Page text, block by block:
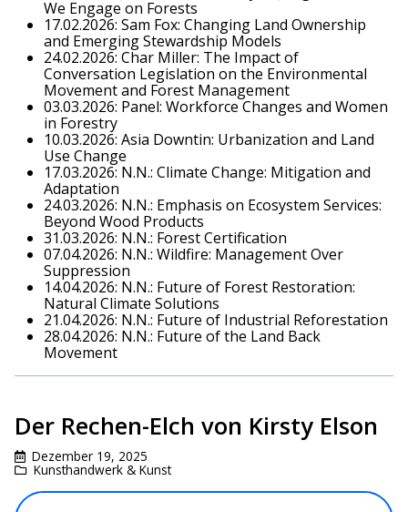
We Engage on Forests
17.02.2026: Sam Fox: Changing Land Ownership
and Emerging Stewardship Models
24.02.2026: Char Miller: The Impact of
Conversation Legislation on the Environmental
Movement and Forest Management
03.03.2026: Panel: Workforce Changes and Women
in Forestry
10.03.2026: Asia Downtin: Urbanization and Land
Use Change
17.03.2026: N.N.: Climate Change: Mitigation and
Adaptation
24.03.2026: N.N.: Emphasis on Ecosystem Services:
Beyond Wood Products
31.03.2026: N.N.: Forest Certification
07.04.2026: N.N.: Wildfire: Management Over
Suppression
14.04.2026: N.N.: Future of Forest Restoration:
Natural Climate Solutions
21.04.2026: N.N.: Future of Industrial Reforestation
28.04.2026: N.N.: Future of the Land Back
Movement
Der Rechen-Elch von Kirsty Elson
Dezember 19, 2025
Kunsthandwerk & Kunst